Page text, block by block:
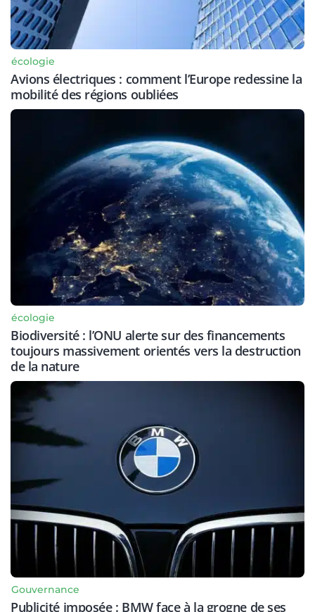
écologie
Avions électriques : comment l’Europe redessine la
mobilité des régions oubliées
écologie
Biodiversité : l’ONU alerte sur des financements
toujours massivement orientés vers la destruction
de la nature
Gouvernance
Publicité imposée : BMW face à la grogne de ses